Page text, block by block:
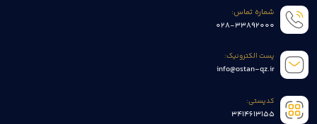
شماره تماس:
028-33892000
پست الکترونیک:
info@ostan-qz.ir
کدپستی:
3414613155